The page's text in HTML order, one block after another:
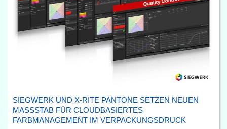
SIEGWERK UND X-RITE PANTONE SETZEN NEUEN
MASSSTAB FÜR CLOUDBASIERTES F
ARBMANAGEMENT IM VERPACKUNGSDRUCK